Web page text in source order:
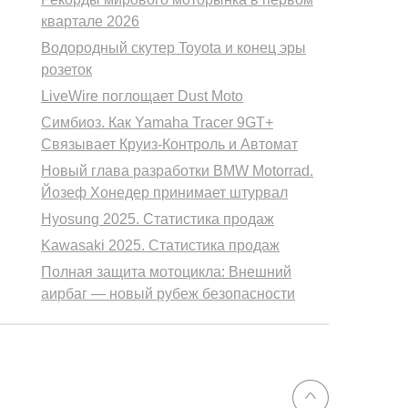
квартале 2026
Водородный скутер Toyota и конец эры
розеток
LiveWire поглощает Dust Moto
Симбиоз. Как Yamaha Tracer 9GT+
Связывает Круиз-Контроль и Автомат
Новый глава разработки BMW Motorrad.
Йозеф Хонедер принимает штурвал
Hyosung 2025. Статистика продаж
Kawasaki 2025. Статистика продаж
Полная защита мотоцикла: Внешний
аирбаг — новый рубеж безопасности